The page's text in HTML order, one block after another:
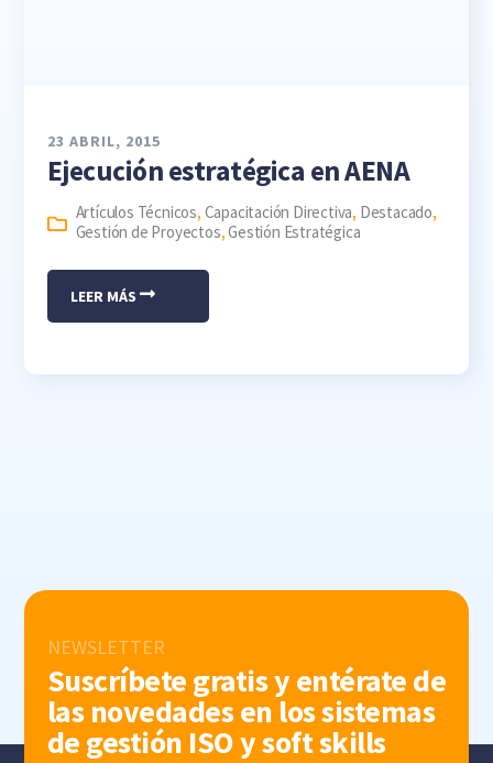
23 ABRIL, 2015
Ejecución estratégica en AENA
Artículos Técnicos, Capacitación Directiva, Destacado,
Gestión de Proyectos,Gestión Estratégica
LEER MÁS
NEWSLETTER
Suscríbete gratis y entérate de
las novedades en los sistemas
de gestión ISO y soft skills